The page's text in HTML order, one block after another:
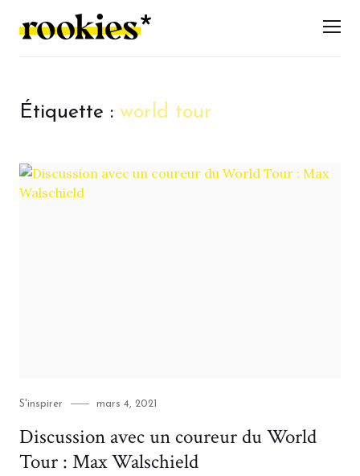
LES ROOKIES
Étiquette : world tour
Category
S'inspirer
Posted
mars 4, 2021
Discussion avec un coureur du World
Tour : Max Walschield